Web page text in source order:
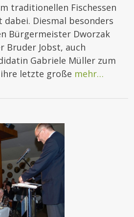
traditionellen Fischessen
dabei. Diesmal besonders
Bürgermeister Dworzak
Bruder Jobst, auch
Gabriele Müller zum
letzte große mehr…